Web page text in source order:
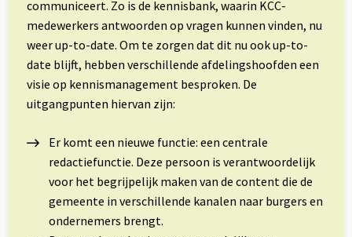
communiceert. Zo is de kennisbank, waarin KCC-
medewerkers antwoorden op vragen kunnen vinden, nu
weer up-to-date. Om te zorgen dat dit nu ook up-to-
date blijft, hebben verschillende afdelingshoofden een
visie op kennismanagement besproken. De
uitgangpunten hiervan zijn:
Er komt een nieuwe functie: een centrale
redactiefunctie. Deze persoon is verantwoordelijk
voor het begrijpelijk maken van de content die de
gemeente in verschillende kanalen naar burgers en
ondernemers brengt.